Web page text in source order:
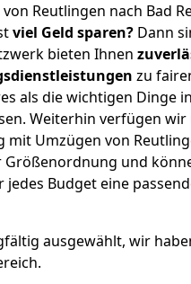
Reutlingen nach Bad
viel Geld sparen? Dann
bieten Ihnen
zu
als die wichtigen Dinge
Weiterhin verfügen wir
Umzügen von
Größenordnung und
Budget eine
ausgewählt, wir